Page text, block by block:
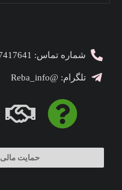
شماره تماس: 77417641-021
تلگرام: @Reba_info
حمایت مالی